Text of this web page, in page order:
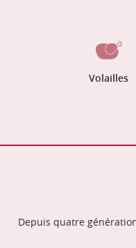
Volailles
Depuis quatre